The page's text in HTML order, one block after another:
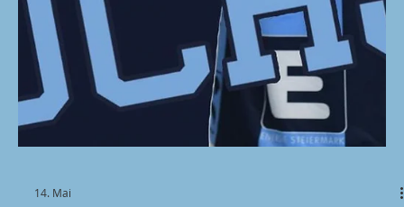
Philipp Nenadic
bekanntzugeben
Der 18-jährige Eigenbauspieler aus Bruck hat seinen
Vertrag um weitere zwei Jahre verlängert und bleibt
damit auch in den kommenden Saisonen Teil der BT
In den letzten Wochen und Monaten erhielt er immer